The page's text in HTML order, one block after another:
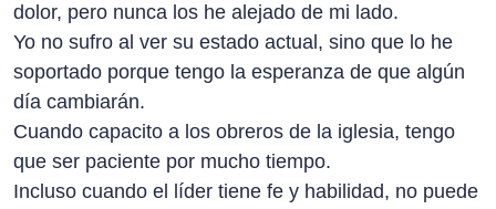
dolor, pero nunca los he alejado de mi lado.
Yo no sufro al ver su estado actual, sino que lo he
soportado porque tengo la esperanza de que algún
día cambiarán.
Cuando capacito a los obreros de la iglesia, tengo
que ser paciente por mucho tiempo.
Incluso cuando el líder tiene fe y habilidad, no puede